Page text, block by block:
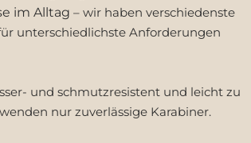
im Alltag – wir haben verschiedenste
unterschiedlichste Anforderungen
und schmutzresistent und leicht zu
nur zuverlässige Karabiner.